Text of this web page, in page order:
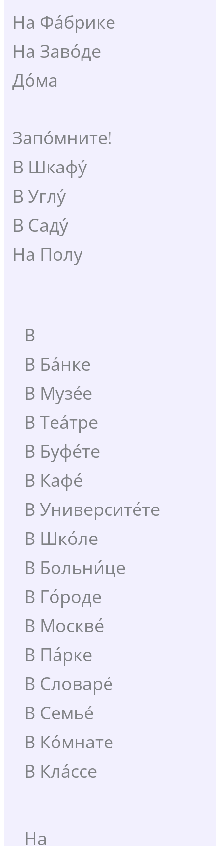
На Фа́брике
На Заво́де
До́ма
Запо́мните!
В Шкафу́
В Углу́
В Саду́
На Полу
В
В Ба́нке
В Музе́е
В Теа́тре
В Буфе́те
В Кафе́
В Университе́те
В Шко́ле
В Больни́це
В Го́роде
В Москве́
В Па́рке
В Словаре́
В Семье́
В Ко́мнате
В Кла́ссе
На